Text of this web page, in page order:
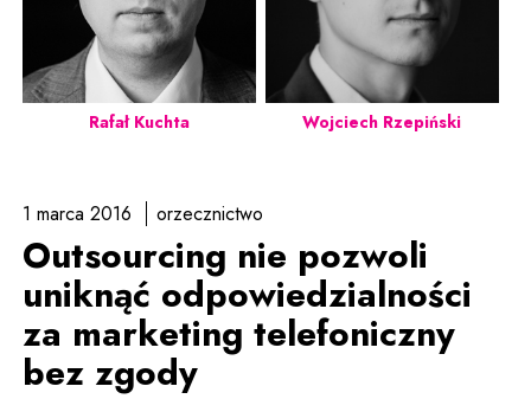
Rafał Kuchta Wojciech Rzepiński
1 marca 2016 orzecznictwo
Outsourcing nie pozwoli
uniknąć odpowiedzialności
za marketing telefoniczny
bez zgody